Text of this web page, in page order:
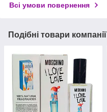
Всі умови повернення
Подібні товари компанії